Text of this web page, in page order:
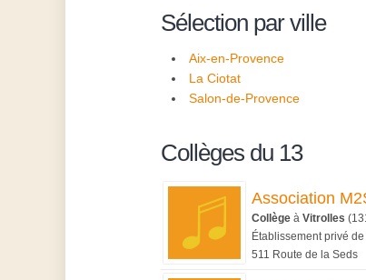
Sélection par ville
Aix-en-Provence
La Ciotat
Salon-de-Provence
Collèges du 13
Association
Collège à Vitrolles
Établissement privé
511 Route de la Seds